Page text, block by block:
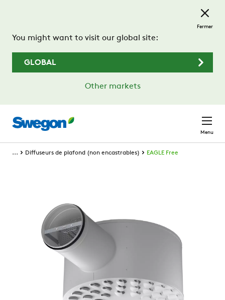
You might want to visit our global site:
GLOBAL
Other markets
Fermer
Menu
... Diffuseurs de plafond (non encastrables) EAGLE Free